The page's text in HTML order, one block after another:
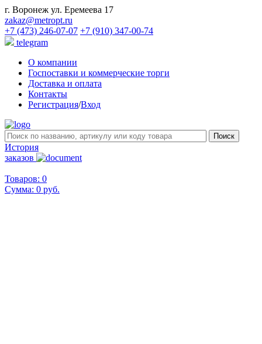
г. Воронеж ул. Еремеева 17
zakaz@metropt.ru
+7 (473) 246-07-07 +7 (910) 347-00-74
telegram
О компании
Госпоставки и коммерческие торги
Доставка и оплата
Контакты
Регистрация/Вход
История
заказов
Товаров: 0
Сумма: 0 руб.